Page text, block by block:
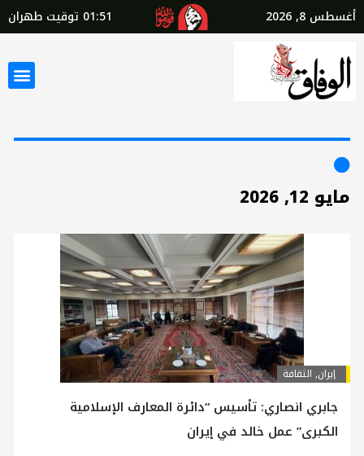
أغسطس 8, 2026 01:51 توقيت طهران
مايو 12, 2026
إيران, الثقافة
جابري انصاري: تأسيس “دائرة المعارف الإسلامية
الكبرى” عمل خالد في إيران